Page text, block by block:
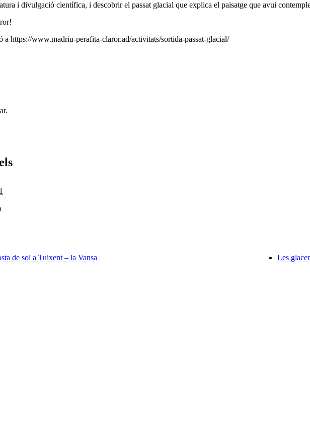
i divulgació científica, i descobrir el passat glacial que explica el paisatge que avui
a https://www.madriu-perafita-claror.ad/activitats/sortida-passat-glacial/
de sol a Tuixent – la Vansa Les